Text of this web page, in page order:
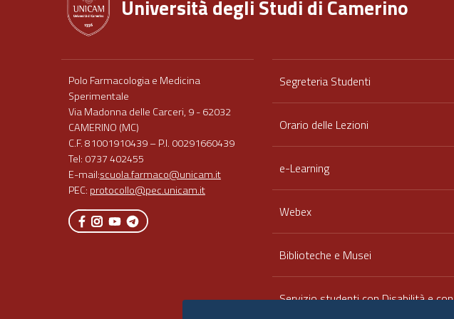
Università degli Studi di Camerino
Footer
menu
full
Polo Farmacologia e Medicina
Sperimentale
Via Madonna delle Carceri, 9 - 62032
CAMERINO (MC)
C.F. 81001910439 – P.I. 00291660439
Tel: 0737 402455
E-mail:scuola.farmaco@unicam.it
PEC: protocollo@pec.unicam.it
Segreteria Studenti
Orario delle Lezioni
e-Learning
Webex
Biblioteche e Musei
Servizio studenti con Disabilità e con